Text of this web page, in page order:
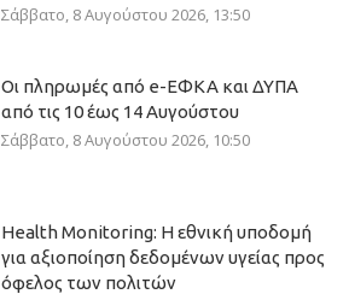
Σάββατο, 8 Αυγούστου 2026, 13:50
Οι πληρωμές από e-ΕΦΚΑ και ΔΥΠΑ
από τις 10 έως 14 Αυγούστου
Σάββατο, 8 Αυγούστου 2026, 10:50
Health Monitoring: Η εθνική υποδομή
για αξιοποίηση δεδομένων υγείας προς
όφελος των πολιτών